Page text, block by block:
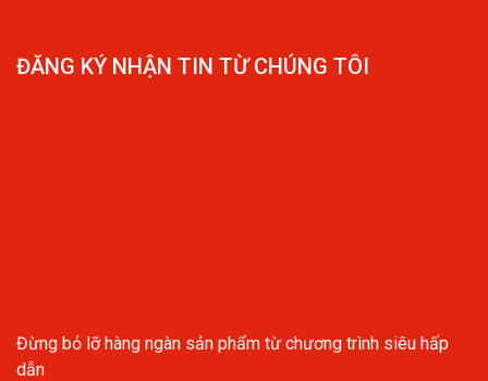
ĐĂNG KÝ NHẬN TIN TỪ CHÚNG TÔI
Đừng bỏ lỡ hàng ngàn sản phẩm từ chương trình siêu hấp
dẫn